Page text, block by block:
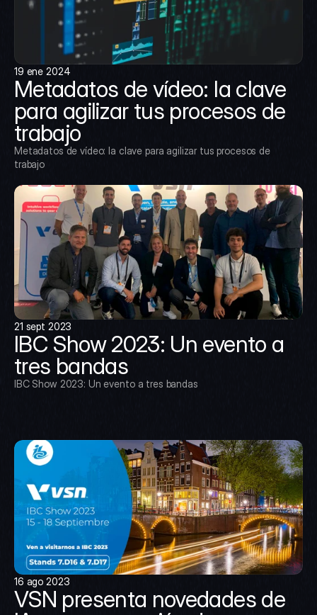
19 ene 2024
Metadatos de vídeo: la clave
para agilizar tus procesos de
trabajo
Metadatos de vídeo: la clave para agilizar tus procesos de
trabajo
21 sept 2023
IBC Show 2023: Un evento a
tres bandas
IBC Show 2023: Un evento a tres bandas
16 ago 2023
VSN presenta novedades de